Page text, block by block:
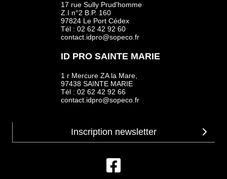
17 rue Sully Prud'homme
Z.I n°2 B.P. 160
97824 Le Port Cédex
Tél : 02 62 42 92 60
contact.idpro@sopeco.fr
ID PRO SAINTE MARIE
1 r Mercure ZA la Mare,
97438 SAINTE MARIE
Tél : 02 62 42 92 66
contact.idpro@sopeco.fr